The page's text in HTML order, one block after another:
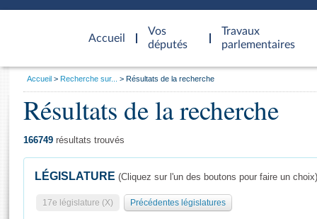
Accueil
d'accueil
Vos
députés
Travaux
parlementaires
Général
Vous
Accueil Recherche sur... Résultats de la recherche
Résultats de la recherche
166749 résultats trouvés
LÉGISLATURE (Cliquez sur l'un des boutons pour faire un choix)
17e législature (X) Précédentes législatures